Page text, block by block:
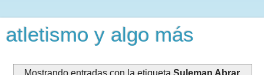
atletismo y algo más
Mostrando entradas con la etiqueta Suleman Abrar